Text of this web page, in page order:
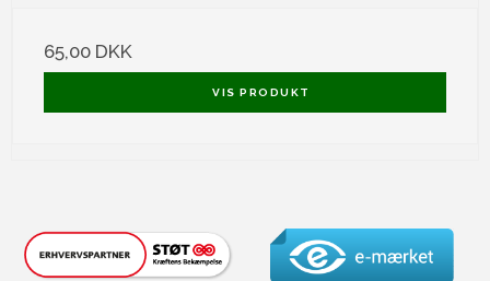
65,00 DKK
VIS PRODUKT